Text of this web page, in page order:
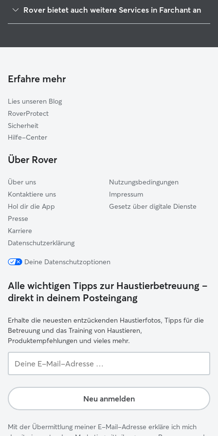
Grainau
Krün
Mittenwald
Bad Kohlgrub
Murnau am Staffelsee
Uffing am Staffelsee
Rover bietet auch weitere Services in Farchant an
Gassi-Service in Farchant
Erfahre mehr
Lies unseren Blog
RoverProtect
Sicherheit
Hilfe-Center
Über Rover
Über uns
Kontaktiere uns
Hol dir die App
Presse
Karriere
Datenschutzerklärung
Nutzungsbedingungen
Impressum
Gesetz über digitale Dienste
Deine Datenschutzoptionen
Alle wichtigen Tipps zur Haustierbetreuung –
direkt in deinem Posteingang
Erhalte die neuesten entzückenden Haustierfotos, Tipps für die
Betreuung und das Training von Haustieren,
Produktempfehlungen und vieles mehr.
E-
Adresse …
Neu anmelden
Mit der Übermittlung meiner E-Mail-Adresse erkläre ich mich